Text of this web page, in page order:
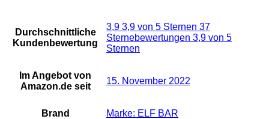
Durchschnittliche
Kundenbewertung
3,9 3,9 von 5 Sternen 37
Sternebewertungen 3,9 von 5
Sternen
Im Angebot von
Amazon.de seit
15. November 2022
Brand Marke: ELF BAR